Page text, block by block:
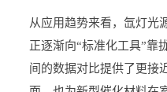
从应用趋势来看，氙灯光
正逐渐向“标准化工具”靠
间的数据对比提供了更接